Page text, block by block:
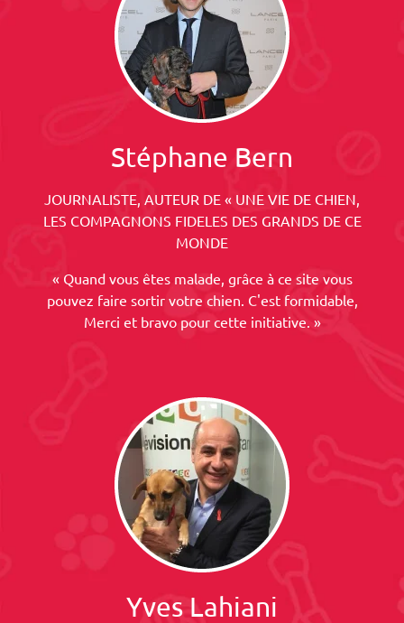
Stéphane Bern
JOURNALISTE, AUTEUR DE « UNE VIE DE CHIEN,
LES COMPAGNONS FIDELES DES GRANDS DE CE
MONDE
« Quand vous êtes malade, grâce à ce site vous
pouvez faire sortir votre chien. C'est formidable,
Merci et bravo pour cette initiative. »
Yves Lahiani